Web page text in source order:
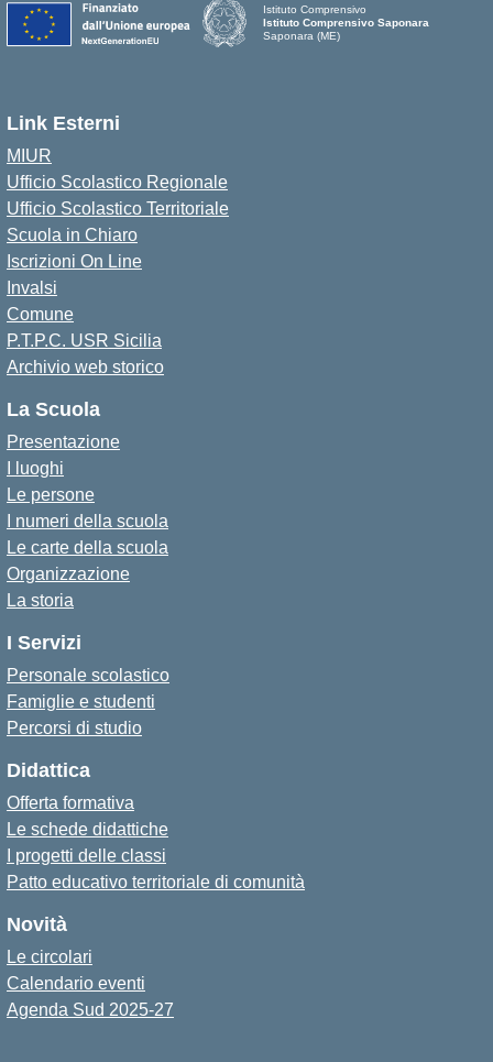
Istituto Comprensivo
Istituto Comprensivo Saponara
Saponara (ME)
Link Esterni
MIUR
Ufficio Scolastico Regionale
Ufficio Scolastico Territoriale
Scuola in Chiaro
Iscrizioni On Line
Invalsi
Comune
P.T.P.C. USR Sicilia
Archivio web storico
La Scuola
Presentazione
I luoghi
Le persone
I numeri della scuola
Le carte della scuola
Organizzazione
La storia
I Servizi
Personale scolastico
Famiglie e studenti
Percorsi di studio
Didattica
Offerta formativa
Le schede didattiche
I progetti delle classi
Patto educativo territoriale di comunità
Novità
Le circolari
Calendario eventi
Agenda Sud 2025-27